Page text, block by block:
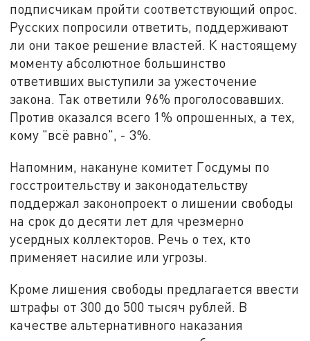
подписчикам пройти соответствующий опрос.
Русских попросили ответить, поддерживают
ли они такое решение властей. К настоящему
моменту абсолютное большинство
ответивших выступили за ужесточение
закона. Так ответили 96% проголосовавших.
Против оказался всего 1% опрошенных, а тех,
кому "всё равно", - 3%.
Напомним, накануне комитет Госдумы по
госстроительству и законодательству
поддержал законопроект о лишении свободы
на срок до десяти лет для чрезмерно
усердных коллекторов. Речь о тех, кто
применяет насилие или угрозы.
Кроме лишения свободы предлагается ввести
штрафы от 300 до 500 тысяч рублей. В
качестве альтернативного наказания